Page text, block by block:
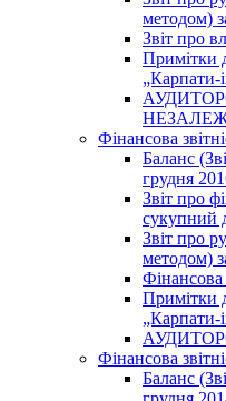
методом)
Звіт про
Примітки
„Карпати-
Фінансова
Баланс
грудня
Звіт про
сукупний
Звіт про
методом)
Фінансова
Примітки
„Карпати-
Фінансова
Баланс